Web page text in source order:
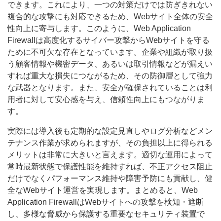
できます。これにより、一つの対策だけでは防ぎきれない
複合的な攻撃にも対応できるため、Webサイト全体の安全
性向上に寄与します。このように、Web Application
Firewallは高度化するサイバー攻撃からWebサイトを守る
ために不可欠な存在となっています。企業や組織が取り扱
う顧客情報や機密データ、あるいは取引情報などが漏えい
すれば重大な損失につながるため、その防御層として強力
な武器となります。また、安全が確保されていることは利
用者に対して安心感を与え、信頼性向上にもつながりま
す。
実際には導入後も定期的な設定見直しやログ分析などメン
テナンス作業が求められますが、その負担以上に得られる
メリットは非常に大きいと言えます。適切な運用によって
常時最新状態で保護性能を維持すれば、不正アクセス阻止
だけでなくパフォーマンス維持や障害予防にも貢献し、健
全なWebサイト運営を実現します。まとめると、Web
Application FirewallはWebサイトへの攻撃を検知・遮断
し、多様な脅威から保護する重要なセキュリティ装置で